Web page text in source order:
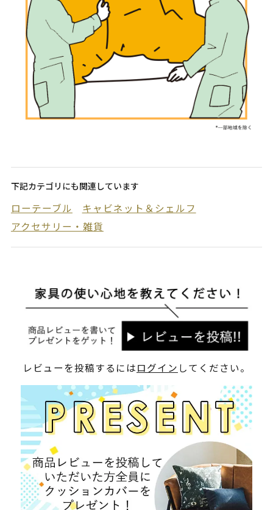
下記カテゴリにも関連しています
ローテーブル
キャビネット＆シェルフ
アクセサリー・雑貨
レビューを投稿するにはログイン してください。